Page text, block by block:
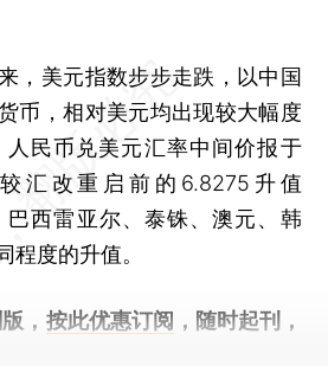
美元指数步步走跌，以中国
币，相对美元均出现较大幅度
人民币兑美元汇率中间价报于
汇改重启前的6.8275升值
巴西雷亚尔、泰铢、澳元、韩
程度的升值。
， 按此优惠订阅 ，随时起刊，